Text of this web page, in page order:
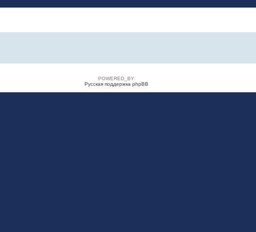
POWERED_BY
Русская поддержка phpBB